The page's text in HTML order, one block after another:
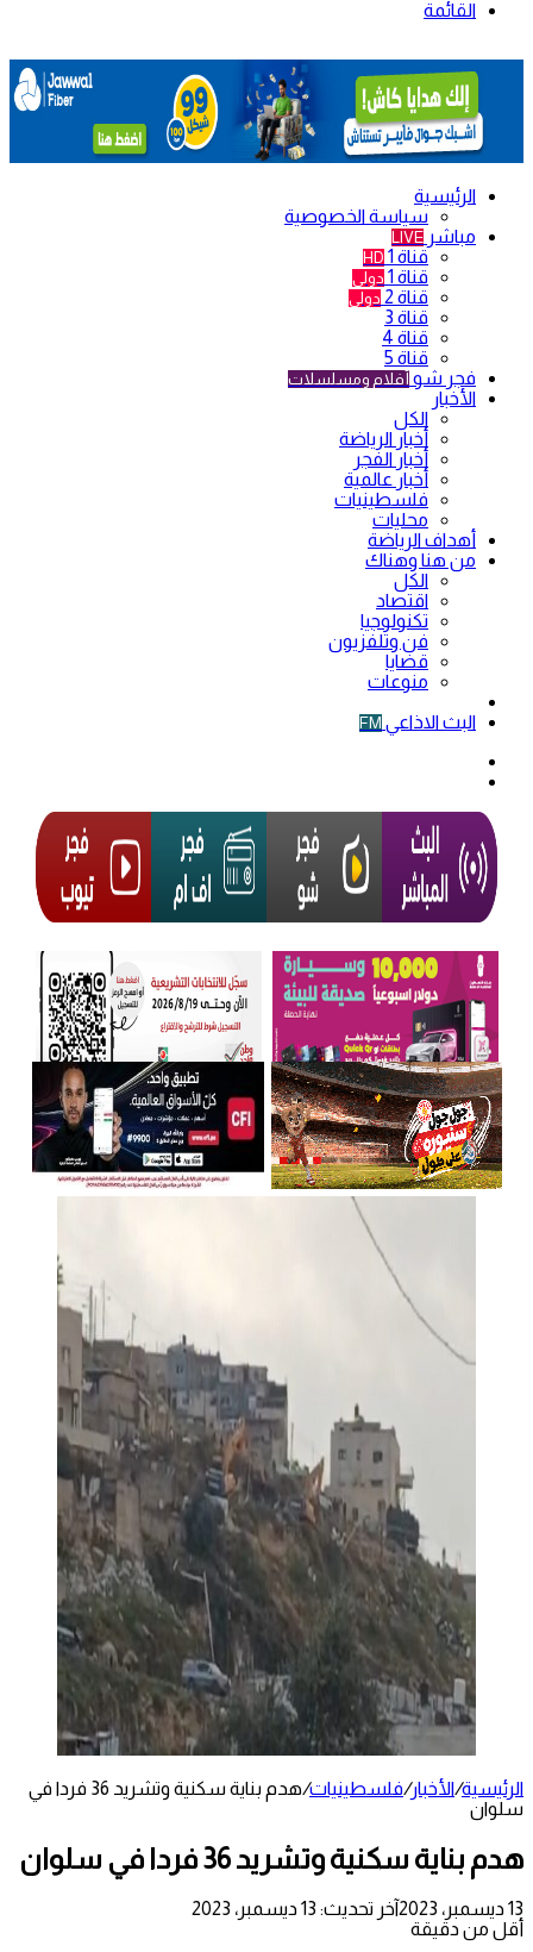
القائمة
الرئيسية
سياسة الخصوصية
مباشر LIVE
قناة 1 HD
قناة 1 دولي
قناة 2 دولي
قناة 3
قناة 4
قناة 5
فجر شو أفلام ومسلسلات
الأخبار
الكل
أخبار الرياضة
أخبار الفجر
أخبار عالمية
فلسطينيات
محليات
أهداف الرياضة
من هنا وهناك
الكل
اقتصاد
تكنولوجيا
فن وتلفزيون
قضايا
منوعات
البث الاذاعي FM
الرئيسية/الأخبار/فلسطينيات/
هدم بناية سكنية وتشريد 36 فردا في
سلوان
هدم بناية سكنية وتشريد 36 فردا في سلوان
13 ديسمبر، 2023
آخر تحديث: 13 ديسمبر، 2023
أقل من دقيقة